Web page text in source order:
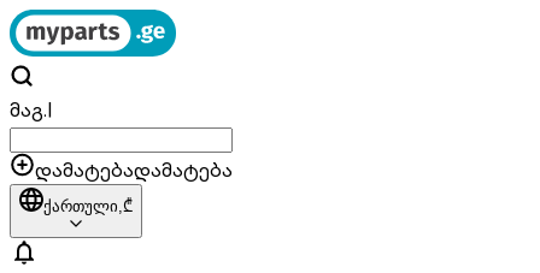
მაგ.|
დამატებადამატება
ქართული,₾